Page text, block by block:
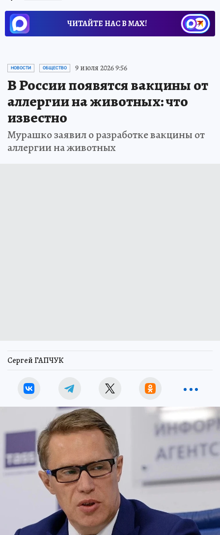
ЧИТАЙТЕ НАС В МАХ!
НОВОСТИ ОБЩЕСТВО 9 июля 2026 9:56
В России появятся вакцины от
аллергии на животных: что
известно
Мурашко заявил о разработке вакцины от
аллергии на животных
Сергей ГАПЧУК